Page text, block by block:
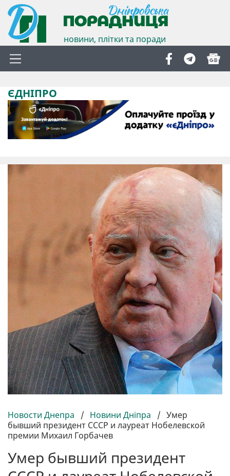
новини, плітки та поради
ЄДНІПРО
Новости Днепра / Новини Дніпра / Умер
бывший президент СССР и лауреат Нобелевской
премии Михаил Горбачев
Умер бывший президент